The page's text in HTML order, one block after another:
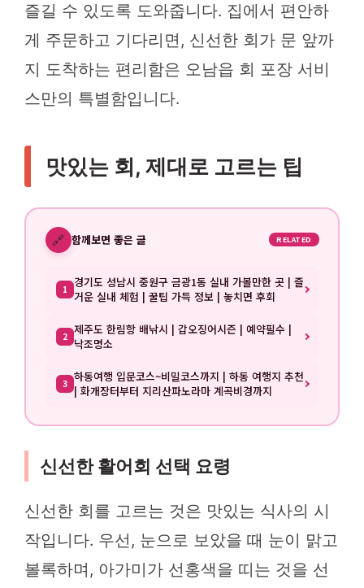
즐길 수 있도록 도와줍니다. 집에서 편안하
게 주문하고 기다리면, 신선한 회가 문 앞까
지 도착하는 편리함은 오남읍 회 포장 서비
스만의 특별함입니다.
맛있는 회, 제대로 고르는 팁
🔗 함께보면 좋은 글 RELATED
1 경기도 성남시 중원구 금광1동 실내 가볼만한 곳 | 즐
거운 실내 체험 | 꿀팁 가득 정보 | 놓치면 후회
2 제주도 한림항 배낚시 | 갑오징어시즌 | 예약필수 |
낙조명소
3 하동여행 입문코스~비밀코스까지 | 하동 여행지 추천
| 화개장터부터 지리산파노라마 계곡비경까지
신선한 활어회 선택 요령
신선한 회를 고르는 것은 맛있는 식사의 시
작입니다. 우선, 눈으로 보았을 때 눈이 맑고
볼록하며, 아가미가 선홍색을 띠는 것을 선